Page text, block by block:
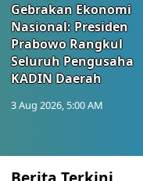
Gebrakan Ekonomi
Nasional: Presiden
Prabowo Rangkul
Seluruh Pengusaha
KADIN Daerah
3 Aug 2026, 5:00 AM